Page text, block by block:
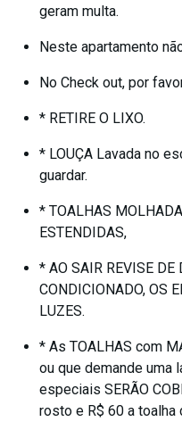
geram multa.
Neste apartamento
No Check out, por
* RETIRE O LIXO.
* LOUÇA Lavada no
guardar.
* TOALHAS
ESTENDIDAS,
* AO SAIR REVISE DE
CONDICIONADO, OS
LUZES.
* As TOALHAS com
ou que demande uma
especiais SERÃO
rosto e R$ 60 a toalha